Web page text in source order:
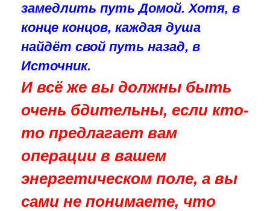
замедлить путь Домой. Хотя, в
конце концов, каждая душа
найдёт свой путь назад, в
Источник.
И всё же вы должны быть
очень бдительны, если кто-
то предлагает вам
операции в вашем
энергетическом поле, а вы
сами не понимаете, что